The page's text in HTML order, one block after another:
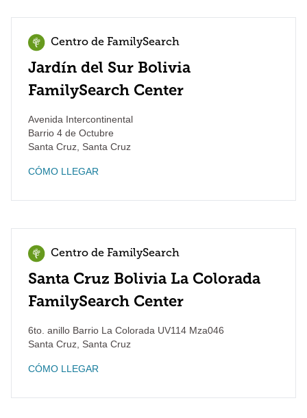
Centro de FamilySearch
Jardín del Sur Bolivia
FamilySearch Center
Avenida Intercontinental
Barrio 4 de Octubre
Santa Cruz Santa Cruz
CÓMO LLEGAR
Centro de FamilySearch
Santa Cruz Bolivia La Colorada
FamilySearch Center
6to. anillo Barrio La Colorada UV114 Mza046
Santa Cruz Santa Cruz
CÓMO LLEGAR